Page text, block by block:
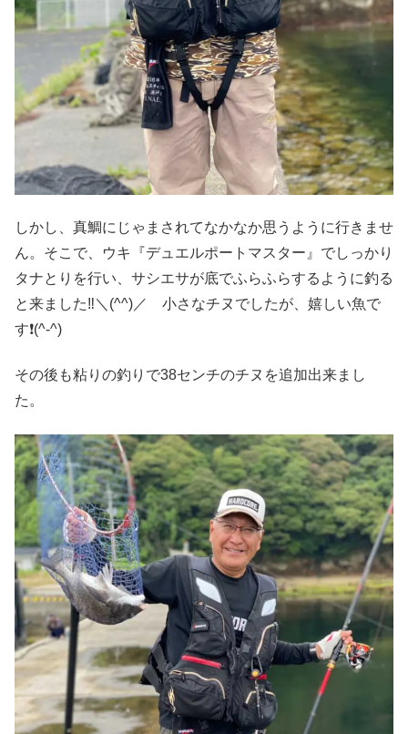
しかし、真鯛にじゃまされてなかなか思うように行きませ
ん。そこで、ウキ『デュエルポートマスター』でしっかり
タナとりを行い、サシエサが底でふらふらするように釣る
と来ました‼️＼(^^)／ 小さなチヌでしたが、嬉しい魚で
す❗(^-^)
その後も粘りの釣りで38センチのチヌを追加出来まし
た。